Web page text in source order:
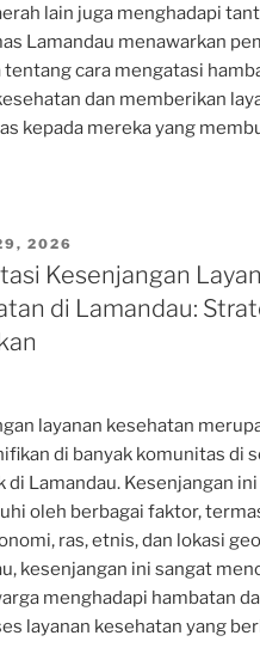
lain juga menghadapi
Lamandau menawarkan
tentang cara mengatasi
dan memberikan
kepada mereka yang
2026
Kesenjangan
di Lamandau:
layanan kesehatan
di banyak komunitas di
di Lamandau. Kesenjangan
oleh berbagai faktor,
ras, etnis, dan lokasi
kesenjangan ini sangat
menghadapi hambatan
layanan kesehatan yang